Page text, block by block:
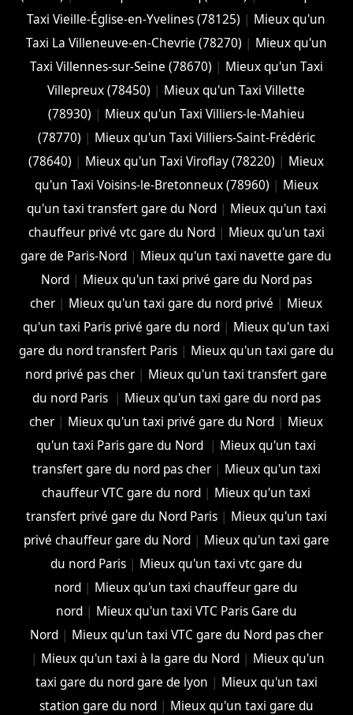
Taxi Vieille-Église-en-Yvelines (78125) | Mieux qu'un
Taxi La Villeneuve-en-Chevrie (78270) | Mieux qu'un
Taxi Villennes-sur-Seine (78670) | Mieux qu'un Taxi
Villepreux (78450) | Mieux qu'un Taxi Villette
(78930) | Mieux qu'un Taxi Villiers-le-Mahieu
(78770) | Mieux qu'un Taxi Villiers-Saint-Frédéric
(78640) | Mieux qu'un Taxi Viroflay (78220) | Mieux
qu'un Taxi Voisins-le-Bretonneux (78960) | Mieux
qu'un taxi transfert gare du Nord| Mieux qu'un taxi
chauffeur privé vtc gare du Nord| Mieux qu'un taxi
gare de Paris-Nord | Mieux qu'un taxi navette gare du
Nord| Mieux qu'un taxi privé gare du Nord pas
cher | Mieux qu'un taxi gare du nord privé | Mieux
qu'un taxi Paris privé gare du nord | Mieux qu'un taxi
gare du nord transfert Paris| Mieux qu'un taxi gare du
nord privé pas cher | Mieux qu'un taxi transfert gare
du nord Paris | Mieux qu'un taxi gare du nord pas
cher | Mieux qu'un taxi privé gare du Nord | Mieux
qu'un taxi Paris gare du Nord | Mieux qu'un taxi
transfert gare du nord pas cher| Mieux qu'un taxi
chauffeur VTC gare du nord | Mieux qu'un taxi
transfert privé gare du Nord Paris| Mieux qu'un taxi
privé chauffeur gare du Nord| Mieux qu'un taxi gare
du nord Paris| Mieux qu'un taxi vtc gare du
nord | Mieux qu'un taxi chauffeur gare du
nord| Mieux qu'un taxi VTC Paris Gare du
Nord| Mieux qu'un taxi VTC gare du Nord pas cher
| Mieux qu'un taxi à la gare du Nord | Mieux qu'un
taxi gare du nord gare de lyon | Mieux qu'un taxi
station gare du nord| Mieux qu'un taxi gare du